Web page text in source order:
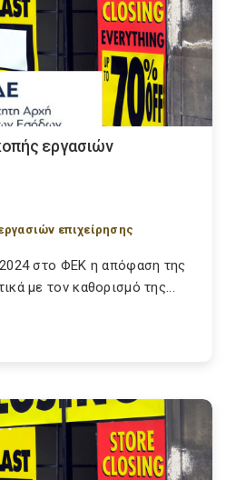
εργασιών
επιχείρησης
στο ΦΕΚ η απόφαση της
με τον καθορισμό της...